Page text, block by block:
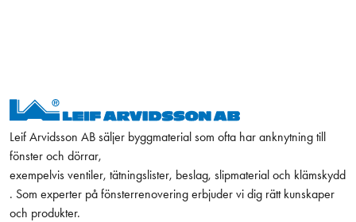
Leif Arvidsson AB säljer byggmaterial som ofta har anknytning till
fönster och dörrar,
exempelvis ventiler, tätningslister, beslag, slipmaterial och klämskydd
. Som experter på fönsterrenovering erbjuder vi dig rätt kunskaper
och produkter.